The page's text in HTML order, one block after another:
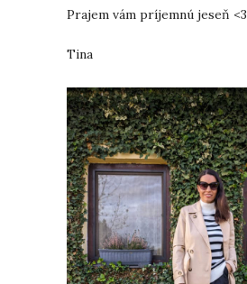
Prajem vám príjemnú jeseň <3
Tina